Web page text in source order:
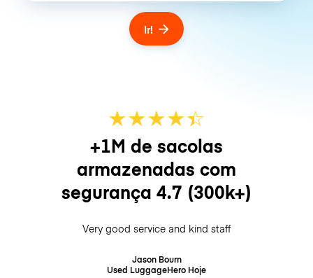
Ir!
★★★★☆
★
+1M de sacolas
armazenadas com
segurança 4.7 (300k+)
Very good service and kind staff
Jason Bourn
Used LuggageHero Hoje